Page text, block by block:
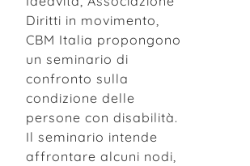
Diritti in movimento,
CBM Italia propongono
un seminario di
confronto sulla
condizione delle
persone con disabilità.
Il seminario intende
affrontare alcuni nodi,